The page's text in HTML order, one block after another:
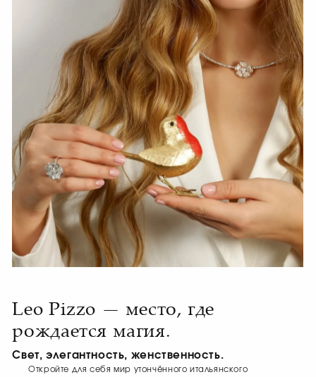
Leo Pizzo — место, где
рождается магия.
Свет, элегантность, женственность.
Откройте для себя мир утончённого итальянского